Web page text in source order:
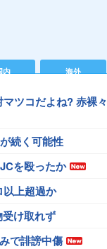
内 海外
ツコだよね? 赤裸々
続く可能性
を殴ったか
以上超過か
け取れず
で誹謗中傷